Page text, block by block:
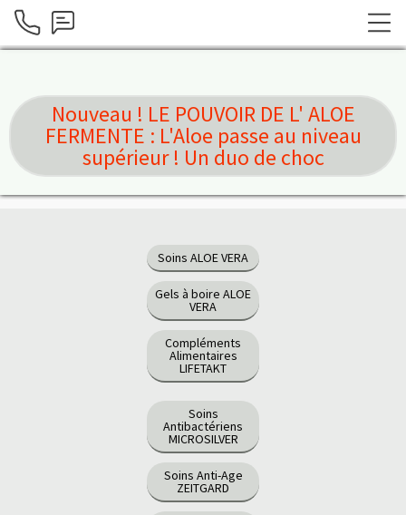
Nouveau ! LE POUVOIR DE L' ALOE
FERMENTE : L'Aloe passe au niveau
supérieur ! Un duo de choc
Soins ALOE VERA
Gels à boire ALOE
VERA
Compléments
Alimentaires
LIFETAKT
Soins
Antibactériens
MICROSILVER
Soins Anti-Age
ZEITGARD